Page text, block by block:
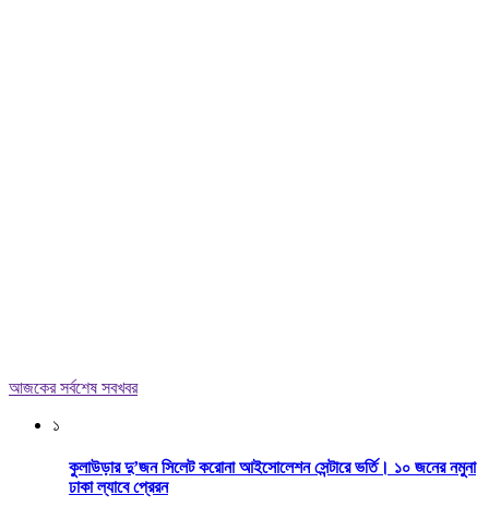
আজকের সর্বশেষ সবখবর
১
কুলাউড়ার দু’জন সিলেট করোনা আইসোলেশন সেন্টারে ভর্তি। ১০ জনের নমুনা
ঢাকা ল্যাবে প্রেরন